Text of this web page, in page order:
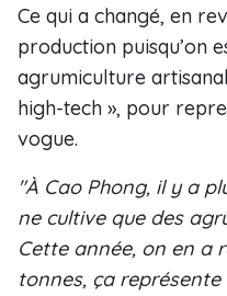
Ce qui a changé, en
production puisqu’on
agrumiculture
high-tech », pour
vogue.
"À Cao Phong, il y a
ne cultive que des
Cette année, on en a
tonnes, ça